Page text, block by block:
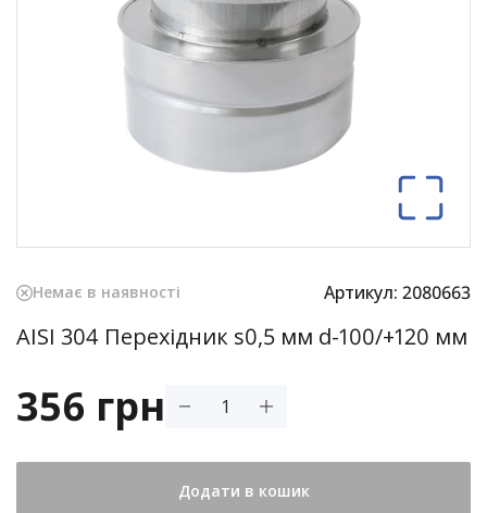
Немає в наявності Артикул: 2080663
AISI 304 Перехідник s0,5 мм d-100/+120 мм
356 грн
Додати в кошик